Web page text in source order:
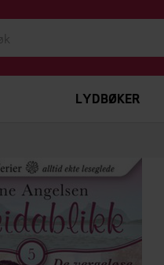
LYDBØKER